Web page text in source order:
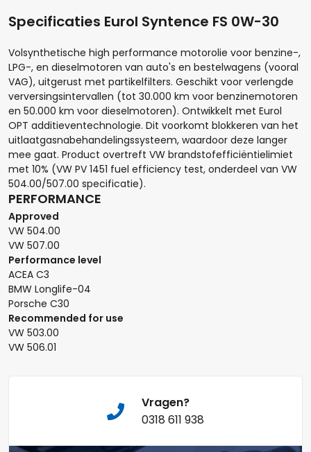
Specificaties Eurol Syntence FS 0W-30
Volsynthetische high performance motorolie voor benzine-,
LPG-, en dieselmotoren van auto's en bestelwagens (vooral
VAG), uitgerust met partikelfilters. Geschikt voor verlengde
verversingsintervallen (tot 30.000 km voor benzinemotoren
en 50.000 km voor dieselmotoren). Ontwikkelt met Eurol
OPT additieventechnologie. Dit voorkomt blokkeren van het
uitlaatgasnabehandelingssysteem, waardoor deze langer
mee gaat. Product overtreft VW brandstofefficiëntielimiet
met 10% (VW PV 1451 fuel efficiency test, onderdeel van VW
504.00/507.00 specificatie).
PERFORMANCE
Approved
VW 504.00
VW 507.00
Performance level
ACEA C3
BMW Longlife-04
Porsche C30
Recommended for use
VW 503.00
VW 506.01
Vragen?
0318 611 938
Hoeveel liter*:
Aantal
-
Opmerkingen:
Naam*
Telefoonnummer: